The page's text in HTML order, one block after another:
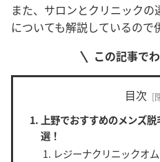
また、サロンとクリニック
についても解説しているので
この記事で
目次
上野でおすすめのメンズ
選！
レジーナクリニックオ